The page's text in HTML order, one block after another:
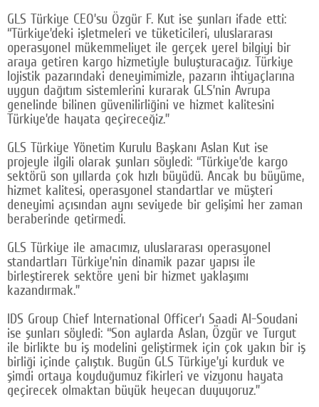
GLS Türkiye CEO’su Özgür F. Kut ise şunları ifade etti:
“Türkiye’deki işletmeleri ve tüketicileri, uluslararası
operasyonel mükemmeliyet ile gerçek yerel bilgiyi bir
araya getiren kargo hizmetiyle buluşturacağız. Türkiye
lojistik pazarındaki deneyimimizle, pazarın ihtiyaçlarına
uygun dağıtım sistemlerini kurarak GLS’nin Avrupa
genelinde bilinen güvenilirliğini ve hizmet kalitesini
Türkiye’de hayata geçireceğiz.”
GLS Türkiye Yönetim Kurulu Başkanı Aslan Kut ise
projeyle ilgili olarak şunları söyledi: “Türkiye’de kargo
sektörü son yıllarda çok hızlı büyüdü. Ancak bu büyüme,
hizmet kalitesi, operasyonel standartlar ve müşteri
deneyimi açısından aynı seviyede bir gelişimi her zaman
beraberinde getirmedi.
GLS Türkiye ile amacımız, uluslararası operasyonel
standartları Türkiye’nin dinamik pazar yapısı ile
birleştirerek sektöre yeni bir hizmet yaklaşımı
kazandırmak.”
IDS Group Chief International Officer’ı Saadi Al-Soudani
ise şunları söyledi: “Son aylarda Aslan, Özgür ve Turgut
ile birlikte bu iş modelini geliştirmek için çok yakın bir iş
birliği içinde çalıştık. Bugün GLS Türkiye’yi kurduk ve
şimdi ortaya koyduğumuz fikirleri ve vizyonu hayata
geçirecek olmaktan büyük heyecan duyuyoruz.”